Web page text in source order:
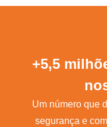
+5,5
Um número que
segurança e